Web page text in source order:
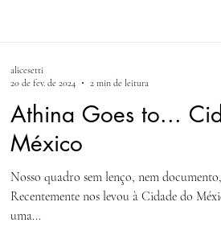
Athina Goes to...
México
Nosso quadro sem lenço, nem
Recentemente nos levou à Cidade do
uma...
alicesetti
20 de fev. de 2024
2 min de leitura